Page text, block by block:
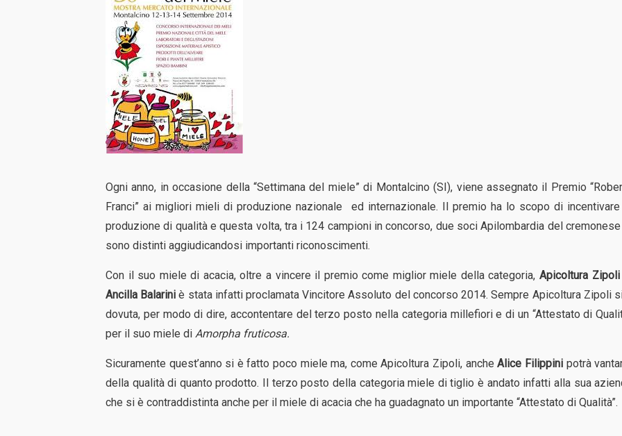
Ogni anno, in occasione della “Settimana del miele” di Montalcino (SI), viene assegnato il Premio
Franci” ai migliori mieli di produzione nazionale ed internazionale. Il premio ha lo scopo di
produzione di qualità e questa volta, tra i 124 campioni in concorso, due soci Apilombardia del
sono distinti aggiudicandosi importanti riconoscimenti.
Con il suo miele di acacia, oltre a vincere il premio come miglior miele della categoria,Apicoltura
Ancilla Balarini è stata infatti proclamata Vincitore Assoluto del concorso 2014. Sempre Apicoltura Zipoli
dovuta, per modo di dire, accontentare del terzo posto nella categoria millefiori e di un “Attestato di
per il suo miele di Amorpha fruticosa.
Sicuramente quest’anno si è fatto poco miele ma, come Apicoltura Zipoli, ancheAlice Filippinipotrà
della qualità di quanto prodotto. Il terzo posto della categoria miele di tiglio è andato infatti alla sua
che si è contraddistinta anche per il miele di acacia che ha guadagnato un importante “Attestato di Qualità”.